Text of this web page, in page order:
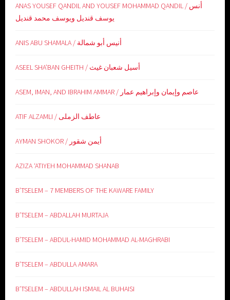
ANAS YOUSEF QANDIL AND YOUSEF MOHAMMAD QANDIL / أنس
يوسف قنديل ويوسف محمد قنديل
ANIS ABU SHAMALA / أنيس أبو شمالة
ASEEL SHA’BAN GHEITH / أسيل شعبان غيث
ASEM, IMAN, AND IBRAHIM AMMAR / عاصم وإيمان وإبراهيم عمار
ATIF ALZAMLI / عاطف الزملى
AYMAN SHOKOR / أيمن شقور
AZIZA ‘ATIYEH MOHAMMAD SHANAB
B’TSELEM – 7 MEMBERS OF THE KAWARE FAMILY
B’TSELEM – ABDALLAH MURTAJA
B’TSELEM – ABDUL-HAMID MOHAMMAD AL-MAGHRABI
B’TSELEM – ABDULLA AMARA
B’TSELEM – ABDULLAH ISMAIL AL BUHAISI